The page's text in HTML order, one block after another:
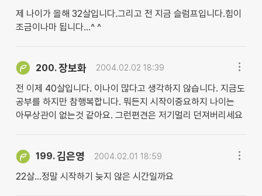
제 나이가 올해 32살입니다.그리고 전 지금 슬럼프입니다.힘이
조금이나마 됩니다...^ ^
200.장보화 2004.02.02 18:39
전 이제 40살입니다. 이나이 많다고 생각하지 않습니다. 지금도
공부를 하지만 참행복합니다. 뭐든지 시작이중요하지 나이는
아무상관이 없는것 같아요. 그런편견은 저기멀리 던져버리세요
199.김은영 2004.02.01 18:59
22살...정말 시작하기 늦지 않은 시간일까요